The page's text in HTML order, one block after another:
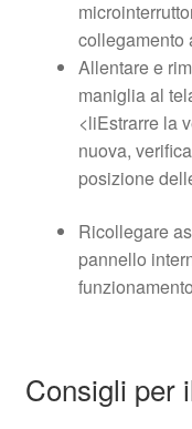
collegamento
Allentare e
maniglia al
<liEstrarre la
nuova,
posizione
Ricollegare
pannello
Consigli per